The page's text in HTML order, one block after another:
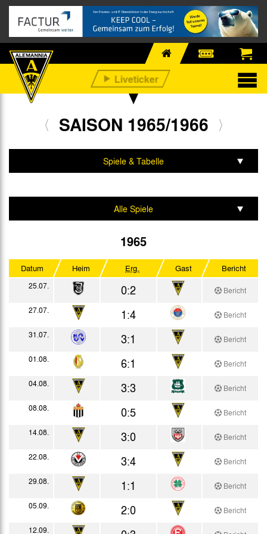
SAISON 1965/1966
Spiele & Tabelle
Alle Spiele
Westdeutscher Pokal
1965
Datum Heim Erg. Gast Bericht
25.07. 0:2
Bericht
27.07.
1:4
Bericht
31.07.
3:1
Bericht
01.08.
6:1
Bericht
04.08.
3:3
Bericht
08.08.
0:5
Bericht
14.08.
3:0
Bericht
22.08.
3:4
Bericht
29.08.
1:1
Bericht
05.09.
2:0
Bericht
12.09.